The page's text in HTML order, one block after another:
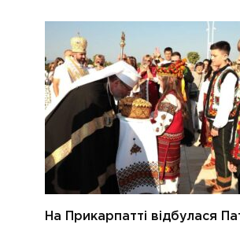
На Прикарпатті відбулася